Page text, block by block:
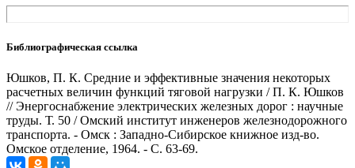
Библиографическая ссылка
Юшков, П. К. Средние и эффективные значения некоторых
расчетных величин функций тяговой нагрузки / П. К. Юшков
// Энергоснабжение электрических железных дорог : научные
труды. Т. 50 / Омский институт инженеров железнодорожного
транспорта. - Омск : Западно-Сибирское книжное изд-во.
Омское отделение, 1964. - С. 63-69.